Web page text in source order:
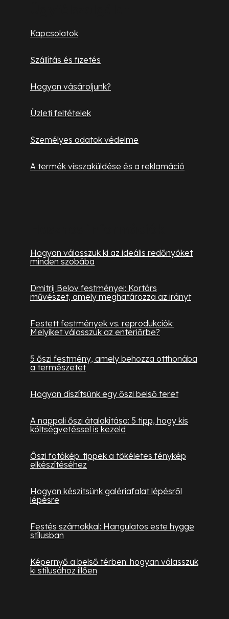
Kapcsolatok
Szállítás és fizetés
Hogyan vásároljunk?
Üzleti feltételek
Személyes adatok védelme
A termék visszaküldése és a reklamáció
Hogyan válasszuk ki az ideális redőnyöket
minden szobába
Dmitrij Belov festményei: Kortárs
művészet, amely meghatározza az irányt
Festett festmények vs. reprodukciók:
Melyiket válasszuk az enteriőrbe?
5 őszi festmény, amely behozza otthonába
a természetet
Hogyan díszítsünk egy őszi belső teret
A nappali őszi átalakítása: 5 tipp, hogy kis
költségvetéssel is kezeld
Őszi fotókép: tippek a tökéletes fénykép
elkészítéséhez
Hogyan készítsünk galériafalat lépésről
lépésre
Festés számokkal: Hangulatos este hygge
stílusban
Képernyő a belső térben: hogyan válasszuk
ki stílusához illően